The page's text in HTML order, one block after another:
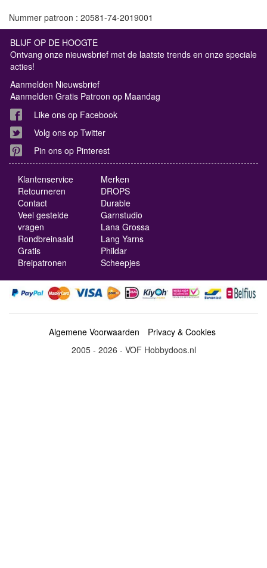
Nummer patroon : 20581-74-2019001
BLIJF OP DE HOOGTE
Ontvang onze nieuwsbrief met de laatste trends en onze speciale
acties!
Aanmelden Nieuwsbrief
Aanmelden Gratis Patroon op Maandag
Like ons op Facebook
Volg ons op Twitter
Pin ons op Pinterest
Klantenservice
Retourneren
Contact
Veel gestelde
vragen
Rondbreinaald
Gratis
Breipatronen
Merken
DROPS
Durable
Garnstudio
Lana Grossa
Lang Yarns
Phildar
Scheepjes
Algemene Voorwaarden
Privacy & Cookies
2005 - 2026 - VOF Hobbydoos.nl